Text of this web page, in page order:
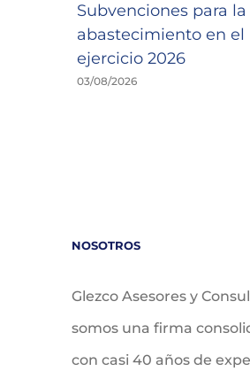
Subvenciones para
abastecimiento en el
ejercicio 2026
03/08/2026
NOSOTROS
Glezco Asesores y
somos una firma
con casi 40 años de